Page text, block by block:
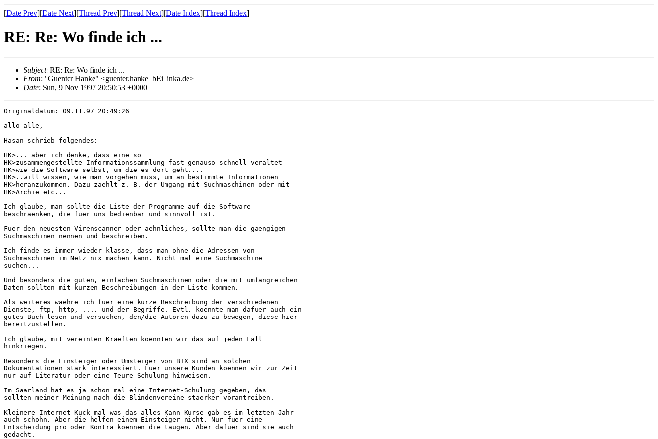
[Date Prev][Date Next][Thread Prev][Thread Next][Date Index][Thread Index]
RE: Re: Wo finde ich ...
Subject: RE: Re: Wo finde ich ...
From: "Guenter Hanke" <guenter.hanke_bEi_inka.de>
Date: Sun, 9 Nov 1997 20:50:53 +0000
Originaldatum: 09.11.97 20:49:26
allo alle,
Hasan schrieb folgendes:
HK>... aber ich denke, dass eine so
HK>zusammengestellte Informationssammlung fast genauso schnell veraltet
HK>wie die Software selbst, um die es dort geht....
HK>..will wissen, wie man vorgehen muss, um an bestimmte Informationen
HK>heranzukommen. Dazu zaehlt z. B. der Umgang mit Suchmaschinen oder mit
HK>Archie etc...
Ich glaube, man sollte die Liste der Programme auf die Software
beschraenken, die fuer uns bedienbar und sinnvoll ist.
Fuer den neuesten Virenscanner oder aehnliches, sollte man die gaengigen
Suchmaschinen nennen und beschreiben.
Ich finde es immer wieder klasse, dass man ohne die Adressen von
Suchmaschinen im Netz nix machen kann. Nicht mal eine Suchmaschine
suchen...
Und besonders die guten, einfachen Suchmaschinen oder die mit umfangreichen
Daten sollten mit kurzen Beschreibungen in der Liste kommen.
Als weiteres waehre ich fuer eine kurze Beschreibung der verschiedenen
Dienste, ftp, http, .... und der Begriffe. Evtl. koennte man dafuer auch ein
gutes Buch lesen und versuchen, den/die Autoren dazu zu bewegen, diese hier
bereitzustellen.
Ich glaube, mit vereinten Kraeften koennten wir das auf jeden Fall
hinkriegen.
Besonders die Einsteiger oder Umsteiger von BTX sind an solchen
Dokumentationen stark interessiert. Fuer unsere Kunden koennen wir zur Zeit
nur auf Literatur oder eine Teure Schulung hinweisen.
Im Saarland hat es ja schon mal eine Internet-Schulung gegeben, das
sollten meiner Meinung nach die Blindenvereine staerker vorantreiben.
Kleinere Internet-Kuck mal was das alles Kann-Kurse gab es im letzten Jahr
auch schohn. Aber die helfen einem Einsteiger nicht. Nur fuer eine
Entscheidung pro oder Kontra koennen die taugen. Aber dafuer sind sie auch
gedacht.